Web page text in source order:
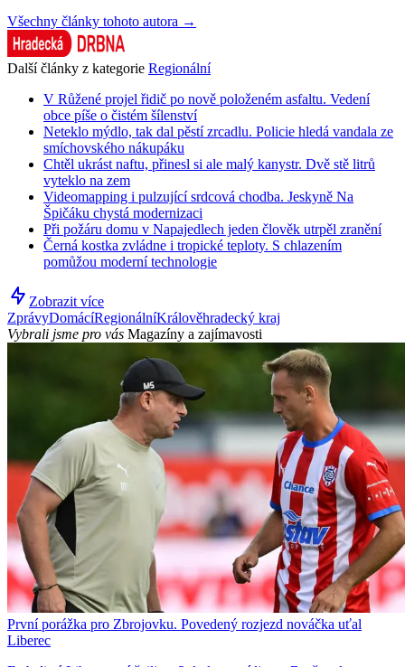
Všechny články tohoto autora →
Další články z kategorie Regionální
V Růžené projel řidič po nově položeném asfaltu. Vedení
obce píše o čistém šílenství
Neteklo mýdlo, tak dal pěstí zrcadlu. Policie hledá vandala ze
smíchovského nákupáku
Chtěl ukrást naftu, přinesl si ale malý kanystr. Dvě stě litrů
vyteklo na zem
Videomapping i pulzující srdcová chodba. Jeskyně Na
Špičáku chystá modernizaci
Při požáru domu v Napajedlech jeden člověk utrpěl zranění
Černá kostka zvládne i tropické teploty. S chlazením
pomůžou moderní technologie
Zobrazit více
ZprávyDomácíRegionálníKrálověhradecký kraj
Vybrali jsme pro vás Magazíny a zajímavosti
První porážka pro Zbrojovku. Povedený rozjezd nováčka uťal
Liberec